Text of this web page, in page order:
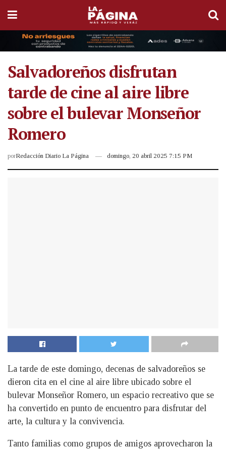
Salvadoreños disfrutan
tarde de cine al aire libre
sobre el bulevar Monseñor
Romero
porRedacción Diario La Página domingo, 20 abril 2025 7:15 PM
La tarde de este domingo, decenas de salvadoreños se
dieron cita en el cine al aire libre ubicado sobre el
bulevar Monseñor Romero, un espacio recreativo que se
ha convertido en punto de encuentro para disfrutar del
arte, la cultura y la convivencia.
Tanto familias como grupos de amigos aprovecharon la